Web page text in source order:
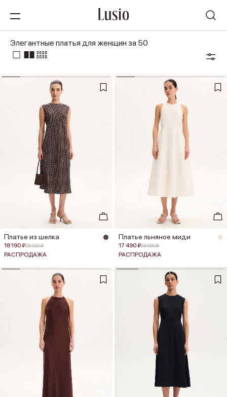
Элегантные платья для женщин за 50
Платье из шелка
18 190 ₽25 990 ₽
РАСПРОДАЖА
Платье льняное миди
17 490 ₽24 990 ₽
РАСПРОДАЖА